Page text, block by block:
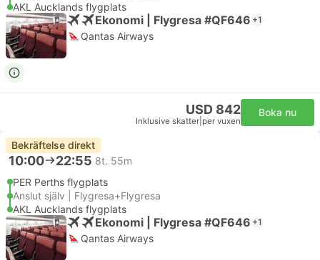
AKL Aucklands flygplats
Ekonomi | Flygresa #QF646 +1
Qantas Airways
USD 842
Inklusive skatter per vuxen
Boka nu
Bekräftelse direkt
10:00 22:55 8t. 55m
PER Perths flygplats
Anslut själv | Flygresa+Flygresa
AKL Aucklands flygplats
Ekonomi | Flygresa #QF646 +1
Qantas Airways